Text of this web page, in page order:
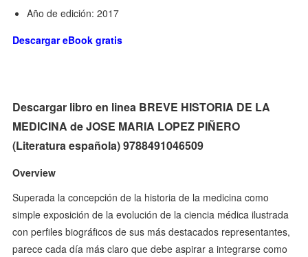
Año de edición: 2017
Descargar eBook gratis
Descargar libro en linea BREVE HISTORIA DE LA
MEDICINA de JOSE MARIA LOPEZ PIÑERO
(Literatura española) 9788491046509
Overview
Superada la concepción de la historia de la medicina como
simple exposición de la evolución de la ciencia médica ilustrada
con perfiles biográficos de sus más destacados representantes,
parece cada día más claro que debe aspirar a integrarse como